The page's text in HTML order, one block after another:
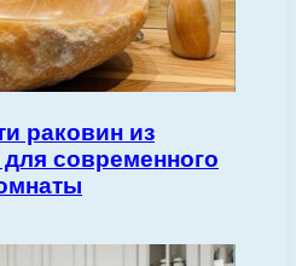
раковин из
современного